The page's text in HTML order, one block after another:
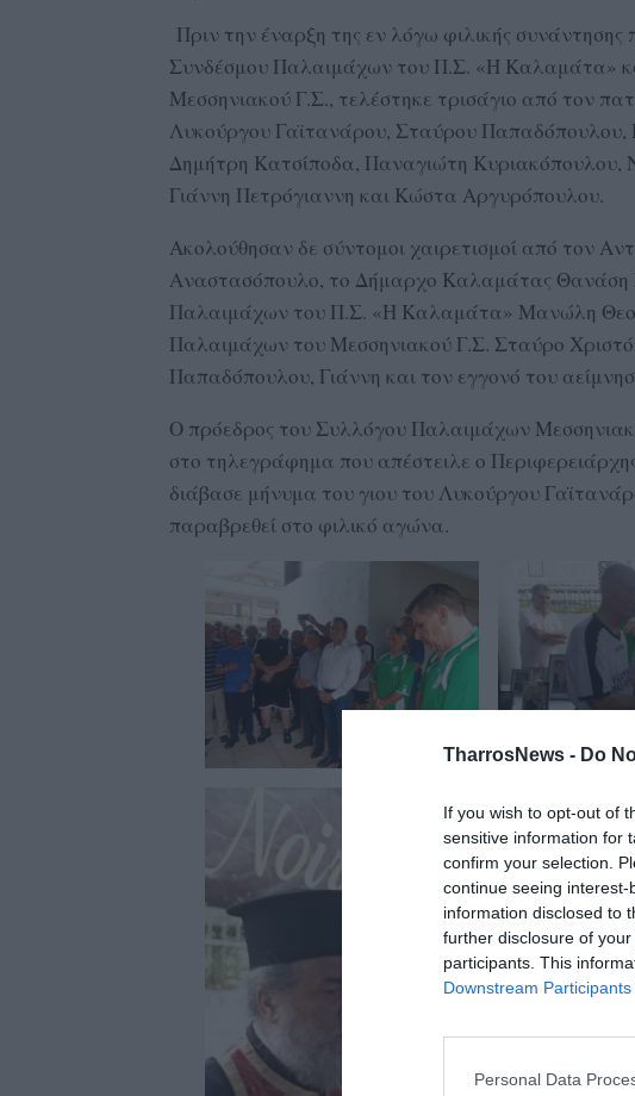
TharrosNews - Do
If you wish to opt-out of
sensitive information for
confirm your selection.
continue seeing
information disclosed to
further disclosure of
participants. This
Downstream Participants
Personal Data
Πριν την έναρξη της εν λόγω φιλικής
Συνδέσμου Παλαιμάχων του Π.Σ. «Η Καλαμάτα»
Μεσσηνιακού Γ.Σ., τελέστηκε τρισάγιο από τον
Λυκούργου Γαϊτανάρου, Σταύρου Παπαδόπουλου,
Δημήτρη Κατσίποδα, Παναγιώτη
Γιάννη Πετρόγιαννη και Κώστα Αργυρόπουλου.
Ακολούθησαν δε σύντομοι χαιρετισμοί από τον
Αναστασόπουλο, το Δήμαρχο Καλαμάτας Θανάση
Παλαιμάχων του Π.Σ. «Η Καλαμάτα» Μανώλη
Παλαιμάχων του Μεσσηνιακού Γ.Σ. Σταύρο
Παπαδόπουλου, Γιάννη και τον εγγονό του
Ο πρόεδρος του Συλλόγου Παλαιμάχων
στο τηλεγράφημα που απέστειλε ο
διάβασε μήνυμα του γιου του Λυκούργου
παραβρεθεί στο φιλικό αγώνα.